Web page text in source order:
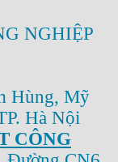
NGHIỆP
Hùng, Mỹ
Hà Nội
CÔNG